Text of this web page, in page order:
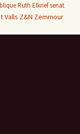
Ruth Elkriefsenat
Valls Z&N Zemmour